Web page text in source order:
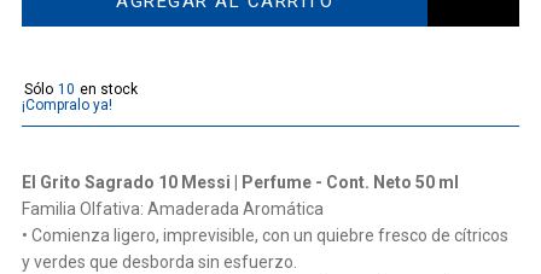
10
¡Compralo ya!
El Grito Sagrado 10 Messi | Perfume - Cont. Neto 50 ml
Familia Olfativa: Amaderada Aromática
• Comienza ligero, imprevisible, con un quiebre fresco de cítricos
y verdes que desborda sin esfuerzo.